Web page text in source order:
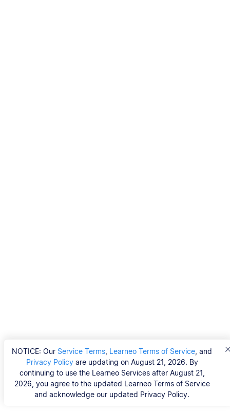
NOTICE: Our Service Terms Learneo Terms of Service , and
Privacy Policyare updating on August 21, 2026. By
continuing to use the Learneo Services after August 21,
2026, you agree to the updated Learneo Terms of Service
and acknowledge our updated Privacy Policy.